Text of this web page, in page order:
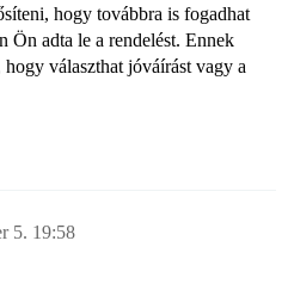
hogy továbbra is fogadhat
Ön adta le a rendelést. Ennek
választhat jóváírást vagy a
5. 19:58